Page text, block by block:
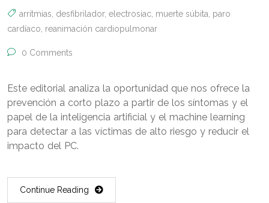
arritmias desfibrilador, electrosiac muerte súbita paro
cardíaco reanimación cardiopulmonar
0 Comments
Este editorial analiza la oportunidad que nos ofrece la
prevención a corto plazo a partir de los síntomas y el
papel de la inteligencia artificial y el machine learning
para detectar a las víctimas de alto riesgo y reducir el
impacto del PC.
Continue Reading